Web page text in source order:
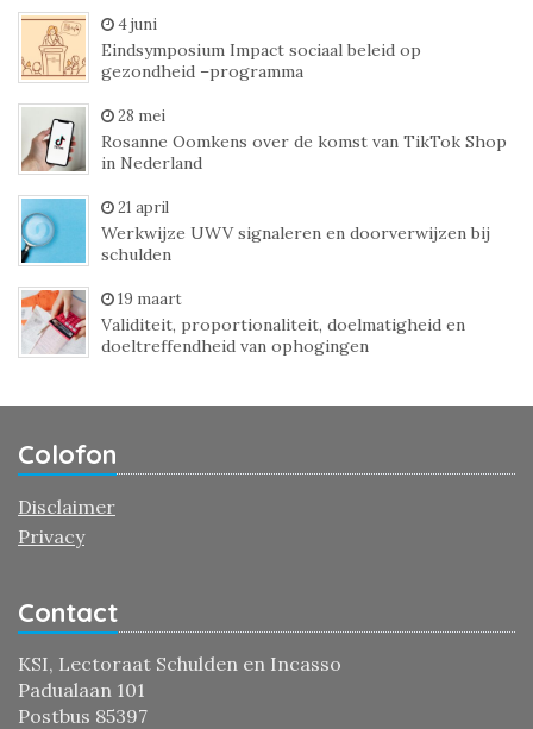
4 juni
Eindsymposium Impact sociaal beleid op
gezondheid –programma
28 mei
Rosanne Oomkens over de komst van TikTok Shop
in Nederland
21 april
Werkwijze UWV signaleren en doorverwijzen bij
schulden
19 maart
Validiteit, proportionaliteit, doelmatigheid en
doeltreffendheid van ophogingen
Colofon
Disclaimer
Privacy
Contact
KSI, Lectoraat Schulden en Incasso
Padualaan 101
Postbus 85397